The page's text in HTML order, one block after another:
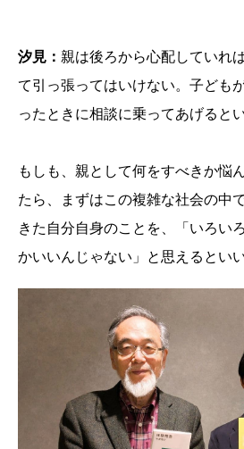
汐見： 親は後ろから心配していれ
て引っ張ってはいけない。子ども
ったときに相談に乗ってあげると
もしも、親として何をすべきか悩
たら、まずはこの複雑な社会の中
きた自分自身のことを、「いろい
かいいんじゃない」と思えるとい